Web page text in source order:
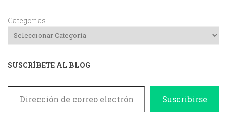
Categorías
SUSCRÍBETE AL BLOG
Dirección de correo electrónico
Suscribirse